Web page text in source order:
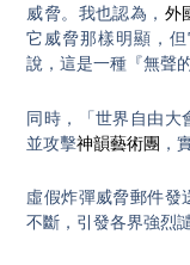
威脅。我也認為， 外
它威脅那樣明顯，
說，這是一種『無聲
同時，「世界自由大
並攻擊神韻藝術團 ，
虛假炸彈威脅郵件發
不斷，引發各界強烈譴